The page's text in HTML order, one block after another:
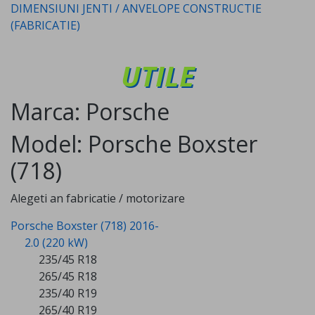
DIMENSIUNI JENTI / ANVELOPE CONSTRUCTIE
(FABRICATIE)
UTILE
Marca: Porsche
Model: Porsche Boxster
(718)
Alegeti an fabricatie / motorizare
Porsche Boxster (718) 2016-
2.0 (220 kW)
235/45 R18
265/45 R18
235/40 R19
265/40 R19